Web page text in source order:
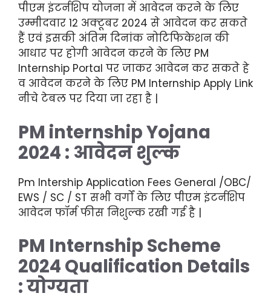
पीएम इंटर्नशिप योजना में आवेदन करने के लिए
उम्मीदवार 12 अक्टूबर 2024 से आवेदन कर सकते
हैं एवं इसकी अंतिम दिनांक नोटिफिकेशन की
आधार पर होगी आवेदन करने के लिए PM
Internship Portal पर जाकर आवेदन कर सकते हे
व आवेदन करने के लिए PM Internship Apply Link
नीचे टेबल पर दिया जा रहा है |
PM internship Yojana
2024 : आवेदन शुल्क
Pm Intership Application Fees General /OBC/
EWS / SC / ST सभी वर्गों के लिए पीएम इंटर्नशिप
आवेदन फॉर्म फीस निशुल्क रखी गई है |
PM Internship Scheme
2024 Qualification Details
: योग्यता